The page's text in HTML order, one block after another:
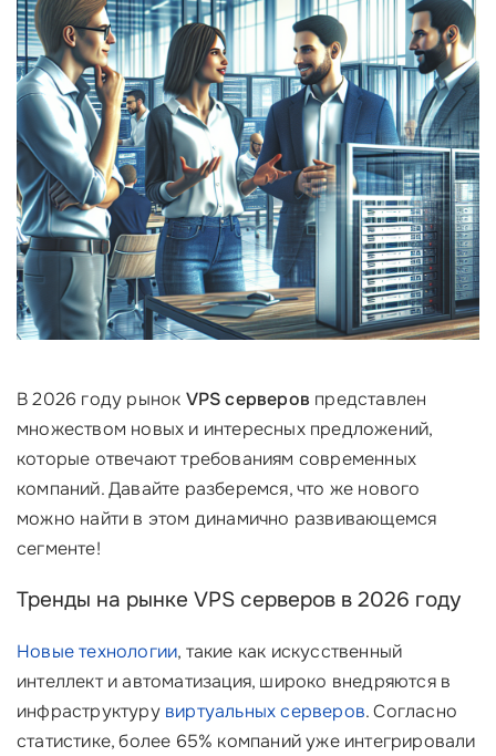
В 2026 году рынок VPS серверов представлен
множеством новых и интересных предложений,
которые отвечают требованиям современных
компаний. Давайте разберемся, что же нового
можно найти в этом динамично развивающемся
сегменте!
Тренды на рынке VPS серверов в 2026 году
Новые технологии, такие как искусственный
интеллект и автоматизация, широко внедряются в
инфраструктуру виртуальных серверов. Согласно
статистике, более 65% компаний уже интегрировали